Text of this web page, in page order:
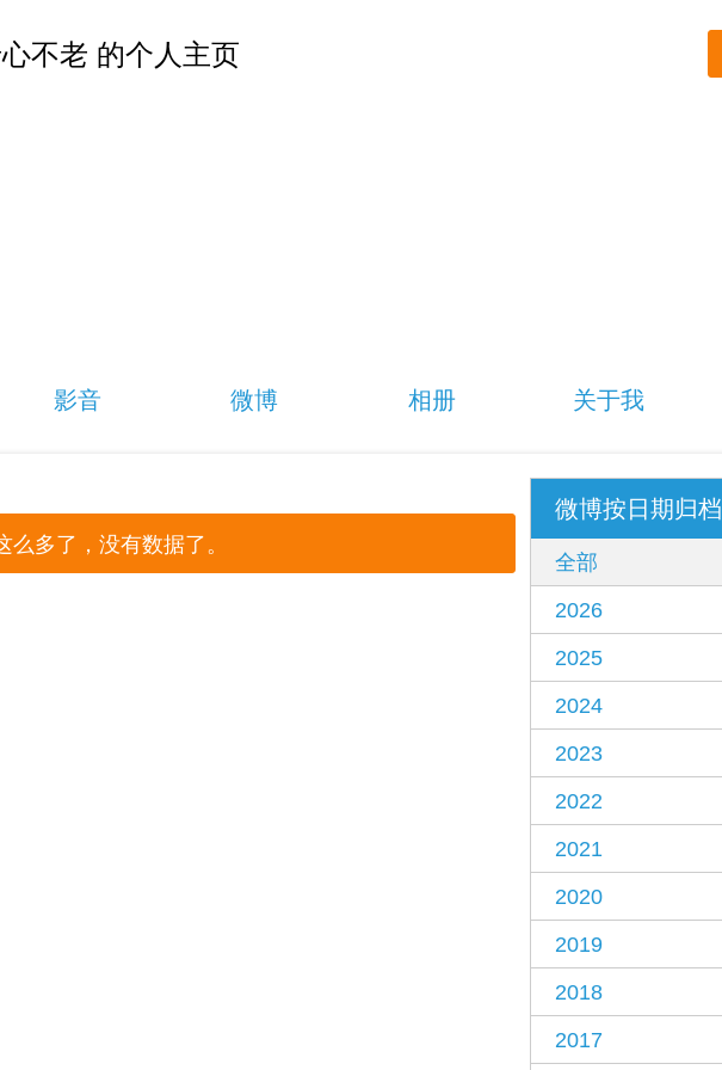
不老 的个人主页
影音 微博 相册 关于我
么多了，没有数据了。
微博按日期归档
全部
2026
2025
2024
2023
2022
2021
2020
2019
2018
2017